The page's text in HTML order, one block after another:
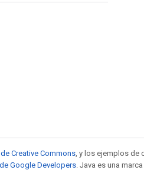
Creative Commons , y los ejemplos de
Google Developers . Java es una marca